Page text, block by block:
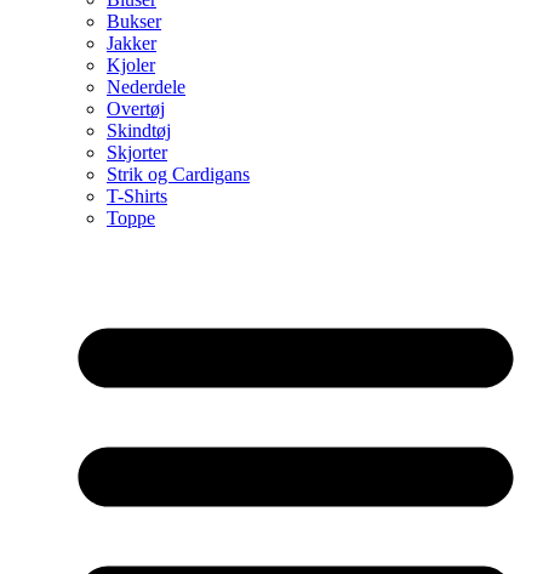
Bukser
Jakker
Kjoler
Nederdele
Overtøj
Skindtøj
Skjorter
Strik og Cardigans
T-Shirts
Toppe